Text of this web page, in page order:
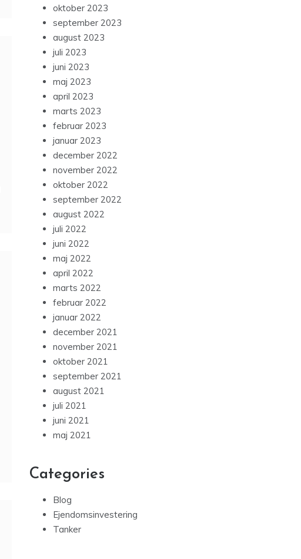
oktober 2023
september 2023
august 2023
juli 2023
juni 2023
maj 2023
april 2023
marts 2023
februar 2023
januar 2023
december 2022
november 2022
oktober 2022
september 2022
august 2022
juli 2022
juni 2022
maj 2022
april 2022
marts 2022
februar 2022
januar 2022
december 2021
november 2021
oktober 2021
september 2021
august 2021
juli 2021
juni 2021
maj 2021
Categories
Blog
Ejendomsinvestering
Tanker